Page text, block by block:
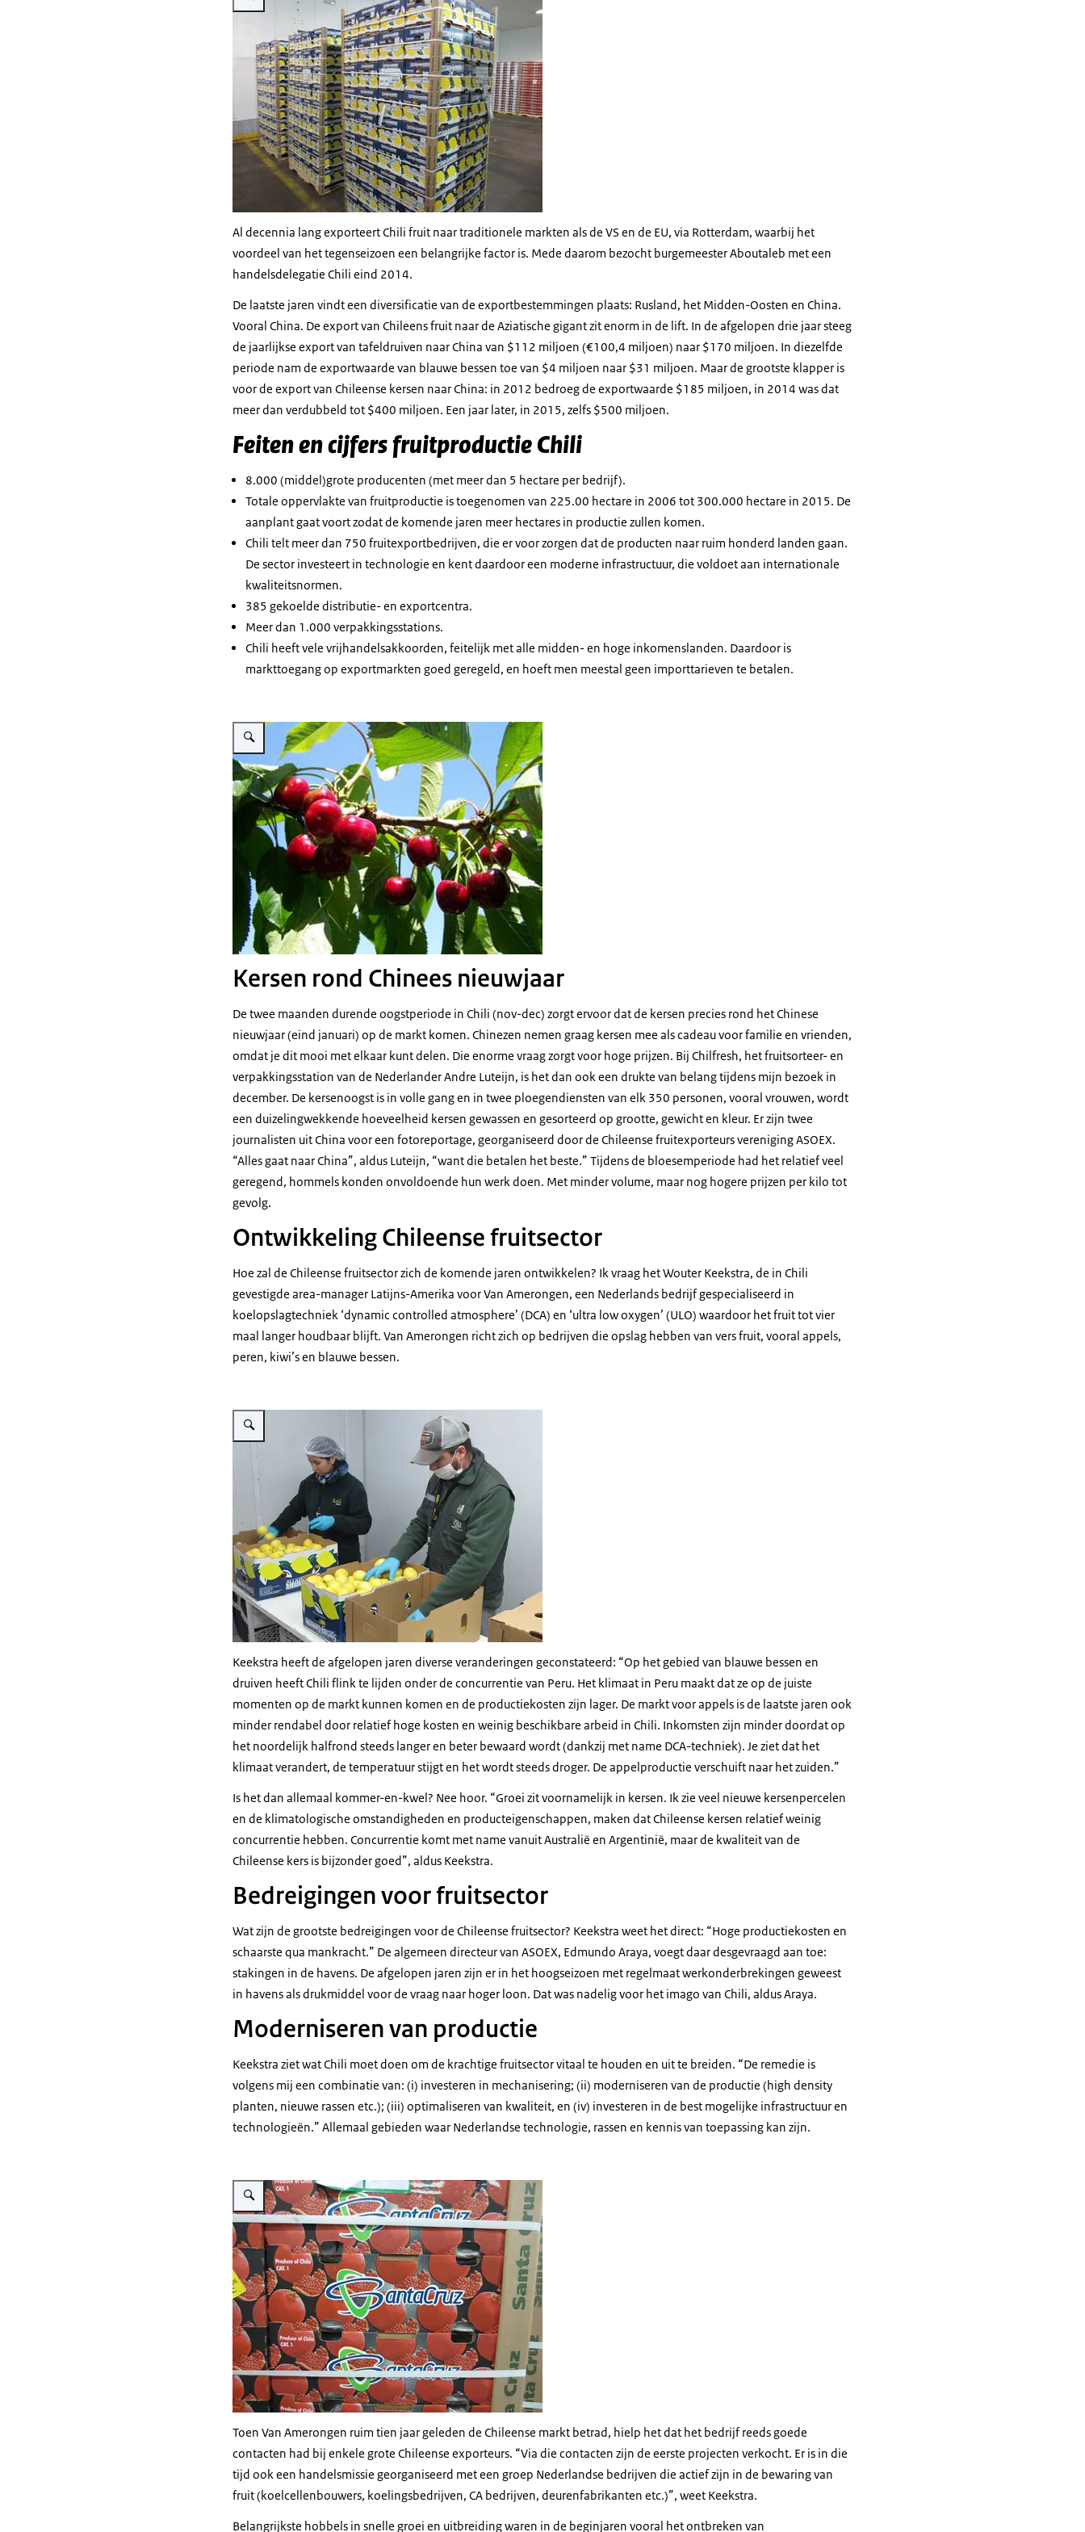
Al decennia lang exporteert Chili fruit naar traditionele markten als de VS en de EU, via Rotterdam, waarbij het
voordeel van het tegenseizoen een belangrijke factor is. Mede daarom bezocht burgemeester Aboutaleb met een
handelsdelegatie Chili eind 2014.
De laatste jaren vindt een diversificatie van de exportbestemmingen plaats: Rusland, het Midden-Oosten en China.
Vooral China. De export van Chileens fruit naar de Aziatische gigant zit enorm in de lift. In de afgelopen drie jaar steeg
de jaarlijkse export van tafeldruiven naar China van $112 miljoen (€100,4 miljoen) naar $170 miljoen. In diezelfde
periode nam de exportwaarde van blauwe bessen toe van $4 miljoen naar $31 miljoen. Maar de grootste klapper is
voor de export van Chileense kersen naar China: in 2012 bedroeg de exportwaarde $185 miljoen, in 2014 was dat
meer dan verdubbeld tot $400 miljoen. Een jaar later, in 2015, zelfs $500 miljoen.
Feiten en cijfers fruitproductie Chili
8.000 (middel)grote producenten (met meer dan 5 hectare per bedrijf).
Totale oppervlakte van fruitproductie is toegenomen van 225.00 hectare in 2006 tot 300.000 hectare in 2015. De
aanplant gaat voort zodat de komende jaren meer hectares in productie zullen komen.
Chili telt meer dan 750 fruitexportbedrijven, die er voor zorgen dat de producten naar ruim honderd landen gaan.
De sector investeert in technologie en kent daardoor een moderne infrastructuur, die voldoet aan internationale
kwaliteitsnormen.
385 gekoelde distributie- en exportcentra.
Meer dan 1.000 verpakkingsstations.
Chili heeft vele vrijhandelsakkoorden, feitelijk met alle midden- en hoge inkomenslanden. Daardoor is
markttoegang op exportmarkten goed geregeld, en hoeft men meestal geen importtarieven te betalen.
Vergroot afbeelding Fruit
Kersen rond Chinees nieuwjaar
De twee maanden durende oogstperiode in Chili (nov-dec) zorgt ervoor dat de kersen precies rond het Chinese
nieuwjaar (eind januari) op de markt komen. Chinezen nemen graag kersen mee als cadeau voor familie en vrienden,
omdat je dit mooi met elkaar kunt delen. Die enorme vraag zorgt voor hoge prijzen. Bij Chilfresh, het fruitsorteer- en
verpakkingsstation van de Nederlander Andre Luteijn, is het dan ook een drukte van belang tijdens mijn bezoek in
december. De kersenoogst is in volle gang en in twee ploegendiensten van elk 350 personen, vooral vrouwen, wordt
een duizelingwekkende hoeveelheid kersen gewassen en gesorteerd op grootte, gewicht en kleur. Er zijn twee
journalisten uit China voor een fotoreportage, georganiseerd door de Chileense fruitexporteurs vereniging ASOEX.
“Alles gaat naar China”, aldus Luteijn, “want die betalen het beste.” Tijdens de bloesemperiode had het relatief veel
geregend, hommels konden onvoldoende hun werk doen. Met minder volume, maar nog hogere prijzen per kilo tot
gevolg.
Ontwikkeling Chileense fruitsector
Hoe zal de Chileense fruitsector zich de komende jaren ontwikkelen? Ik vraag het Wouter Keekstra, de in Chili
gevestigde area-manager Latijns-Amerika voor Van Amerongen, een Nederlands bedrijf gespecialiseerd in
koelopslagtechniek ‘dynamic controlled atmosphere’ (DCA) en ‘ultra low oxygen’ (ULO) waardoor het fruit tot vier
maal langer houdbaar blijft. Van Amerongen richt zich op bedrijven die opslag hebben van vers fruit, vooral appels,
peren, kiwi’s en blauwe bessen.
Vergroot afbeelding Fruit
Keekstra heeft de afgelopen jaren diverse veranderingen geconstateerd: “Op het gebied van blauwe bessen en
druiven heeft Chili flink te lijden onder de concurrentie van Peru. Het klimaat in Peru maakt dat ze op de juiste
momenten op de markt kunnen komen en de productiekosten zijn lager. De markt voor appels is de laatste jaren ook
minder rendabel door relatief hoge kosten en weinig beschikbare arbeid in Chili. Inkomsten zijn minder doordat op
het noordelijk halfrond steeds langer en beter bewaard wordt (dankzij met name DCA-techniek). Je ziet dat het
klimaat verandert, de temperatuur stijgt en het wordt steeds droger. De appelproductie verschuift naar het zuiden.”
Is het dan allemaal kommer-en-kwel? Nee hoor. “Groei zit voornamelijk in kersen. Ik zie veel nieuwe kersenpercelen
en de klimatologische omstandigheden en producteigenschappen, maken dat Chileense kersen relatief weinig
concurrentie hebben. Concurrentie komt met name vanuit Australië en Argentinië, maar de kwaliteit van de
Chileense kers is bijzonder goed”, aldus Keekstra.
Bedreigingen voor fruitsector
Wat zijn de grootste bedreigingen voor de Chileense fruitsector? Keekstra weet het direct: “Hoge productiekosten en
schaarste qua mankracht.” De algemeen directeur van ASOEX, Edmundo Araya, voegt daar desgevraagd aan toe:
stakingen in de havens. De afgelopen jaren zijn er in het hoogseizoen met regelmaat werkonderbrekingen geweest
in havens als drukmiddel voor de vraag naar hoger loon. Dat was nadelig voor het imago van Chili, aldus Araya.
Moderniseren van productie
Keekstra ziet wat Chili moet doen om de krachtige fruitsector vitaal te houden en uit te breiden. “De remedie is
volgens mij een combinatie van: (i) investeren in mechanisering; (ii) moderniseren van de productie (high density
planten, nieuwe rassen etc.); (iii) optimaliseren van kwaliteit, en (iv) investeren in de best mogelijke infrastructuur en
technologieën.” Allemaal gebieden waar Nederlandse technologie, rassen en kennis van toepassing kan zijn.
Vergroot afbeelding Fruit
Toen Van Amerongen ruim tien jaar geleden de Chileense markt betrad, hielp het dat het bedrijf reeds goede
contacten had bij enkele grote Chileense exporteurs. “Via die contacten zijn de eerste projecten verkocht. Er is in die
tijd ook een handelsmissie georganiseerd met een groep Nederlandse bedrijven die actief zijn in de bewaring van
fruit (koelcellenbouwers, koelingsbedrijven, CA bedrijven, deurenfabrikanten etc.)”, weet Keekstra.
Belangrijkste hobbels in snelle groei en uitbreiding waren in de beginjaren vooral het ontbreken van